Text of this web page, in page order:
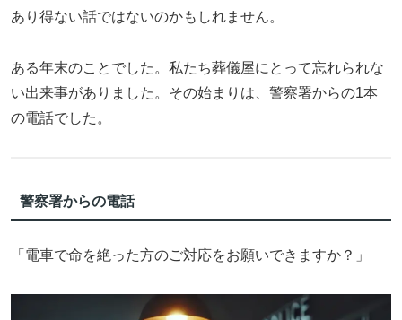
あり得ない話ではないのかもしれません。
ある年末のことでした。私たち葬儀屋にとって忘れられな
い出来事がありました。その始まりは、警察署からの1本
の電話でした。
警察署からの電話
「電車で命を絶った方のご対応をお願いできますか？」